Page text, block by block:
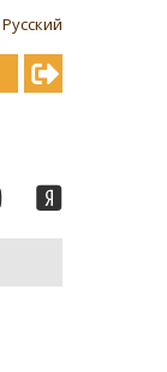
Русский